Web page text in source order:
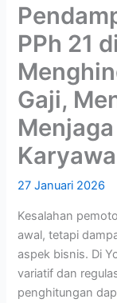
PPh 21
Gaji,
27 Januari 2026
Kesalahan
awal, tetapi
aspek bisnis. Di
variatif dan
penghitungan